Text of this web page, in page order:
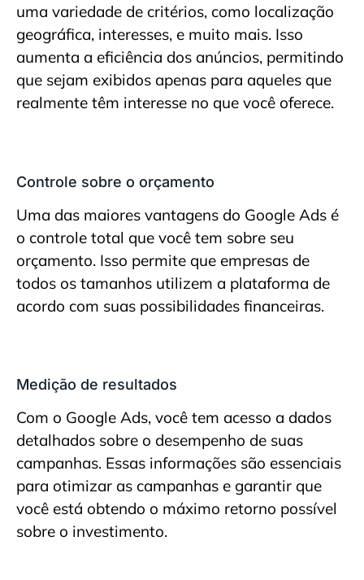
uma variedade de critérios, como localização
geográfica, interesses, e muito mais. Isso
aumenta a eficiência dos anúncios, permitindo
que sejam exibidos apenas para aqueles que
realmente têm interesse no que você oferece.
Controle sobre o orçamento
Uma das maiores vantagens do Google Ads é
o controle total que você tem sobre seu
orçamento. Isso permite que empresas de
todos os tamanhos utilizem a plataforma de
acordo com suas possibilidades financeiras.
Medição de resultados
Com o Google Ads, você tem acesso a dados
detalhados sobre o desempenho de suas
campanhas. Essas informações são essenciais
para otimizar as campanhas e garantir que
você está obtendo o máximo retorno possível
sobre o investimento.